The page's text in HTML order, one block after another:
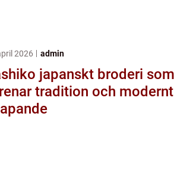
2026 admin
broderi som
tradition och modernt